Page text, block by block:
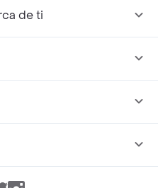
de ti